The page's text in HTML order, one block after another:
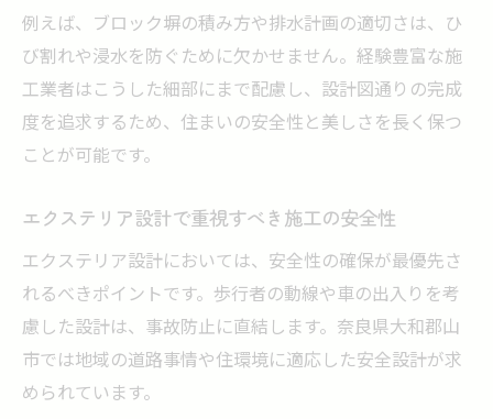
例えば、ブロック塀の積み方や排水計画の適切さは、ひ
び割れや浸水を防ぐために欠かせません。経験豊富な施
工業者はこうした細部にまで配慮し、設計図通りの完成
度を追求するため、住まいの安全性と美しさを長く保つ
ことが可能です。
エクステリア設計で重視すべき施工の安全性
エクステリア設計においては、安全性の確保が最優先さ
れるべきポイントです。歩行者の動線や車の出入りを考
慮した設計は、事故防止に直結します。奈良県大和郡山
市では地域の道路事情や住環境に適応した安全設計が求
められています。